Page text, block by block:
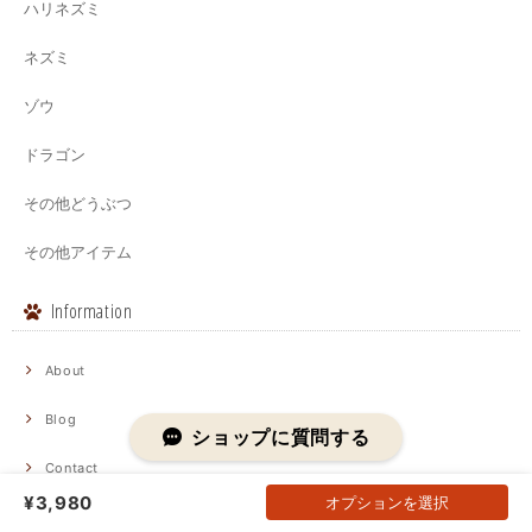
ハリネズミ
ネズミ
ゾウ
ドラゴン
その他どうぶつ
その他アイテム
Information
About
Blog
Contact
プライバシーポリシー
¥3,980 オプションを選択
ショップに質問する